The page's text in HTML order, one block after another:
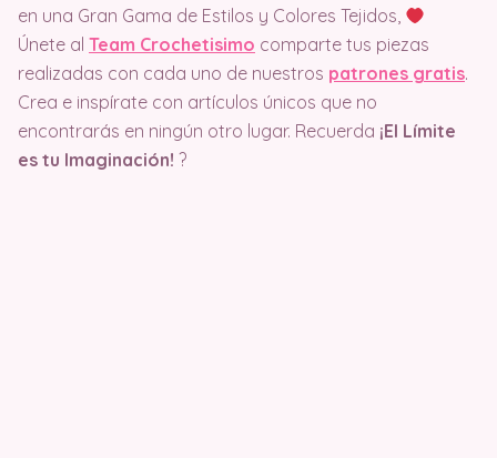
en una Gran Gama de Estilos y Colores Tejidos,
Únete al Team Crochetisimo comparte tus piezas
realizadas con cada uno de nuestros patrones gratis.
Crea e inspírate con artículos únicos que no
encontrarás en ningún otro lugar. Recuerda ¡El Límite
es tu Imaginación! ?